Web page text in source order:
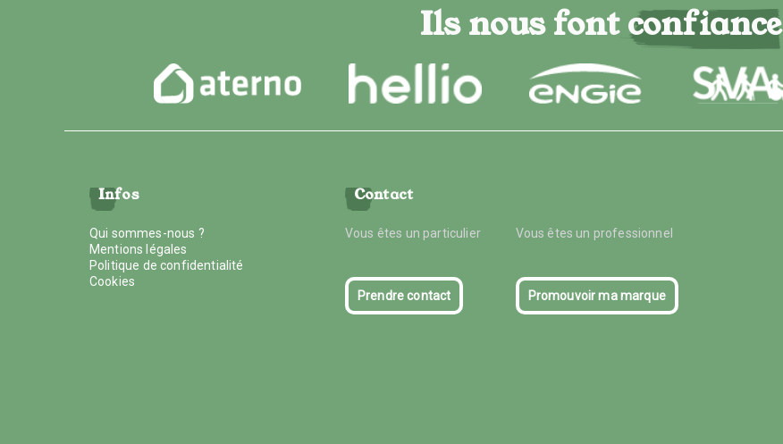
Ils nous font confiance
Infos
Qui sommes-nous ?
Mentions légales
Politique de confidentialité
Cookies
Contact
Vous êtes un particulier Vous êtes un professionnel
Prendre contact Promouvoir ma marque